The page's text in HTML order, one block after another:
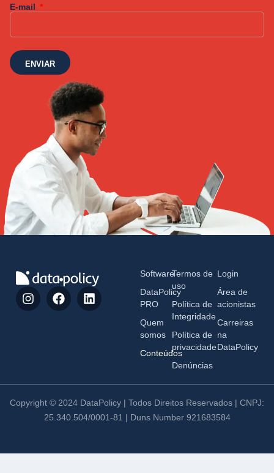
E-mail
ENVIAR
Software
DataPolicy
PRO
Quem
somos
Conteúdos
Termos de
uso
Política de
Integridade
Política de
privacidade
Denúncias
Login
Área de
acionistas
Carreiras
na
DataPolicy
Copyright © 2024 DataPolicy | Todos Direitos Reservados | CNPJ:
25.340.504/0001-81 | Duns Number 921683584